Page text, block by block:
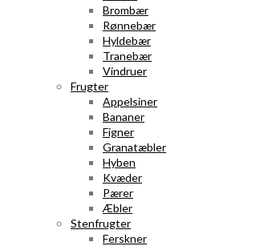
Brombær
Rønnebær
Hyldebær
Tranebær
Vindruer
Frugter
Appelsiner
Bananer
Figner
Granatæbler
Hyben
Kvæder
Pærer
Æbler
Stenfrugter
Ferskner